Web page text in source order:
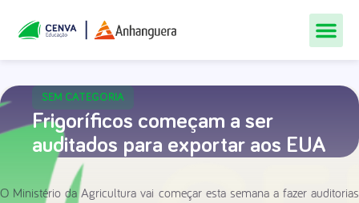
SEM CATEGORIA
Frigoríficos começam a ser
auditados para exportar aos EUA
O Ministério da Agricultura vai começar esta semana a fazer auditorias